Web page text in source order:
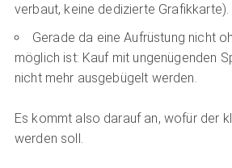
verbaut, keine dedizierte Grafikkarte).
Gerade da eine Aufrüstung nicht
möglich ist: Kauf mit ungenügenden
nicht mehr ausgebügelt werden.
Es kommt also darauf an, wofür der
werden soll.